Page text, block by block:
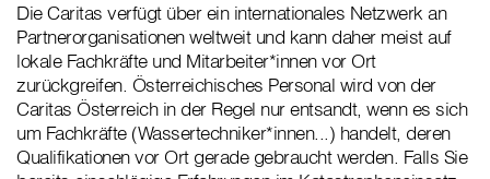
Die Caritas verfügt über ein internationales Netzwerk an
Partnerorganisationen weltweit und kann daher meist auf
lokale Fachkräfte und Mitarbeiter*innen vor Ort
zurückgreifen. Österreichisches Personal wird von der
Caritas Österreich in der Regel nur entsandt, wenn es sich
um Fachkräfte (Wassertechniker*innen...) handelt, deren
Qualifikationen vor Ort gerade gebraucht werden. Falls Sie